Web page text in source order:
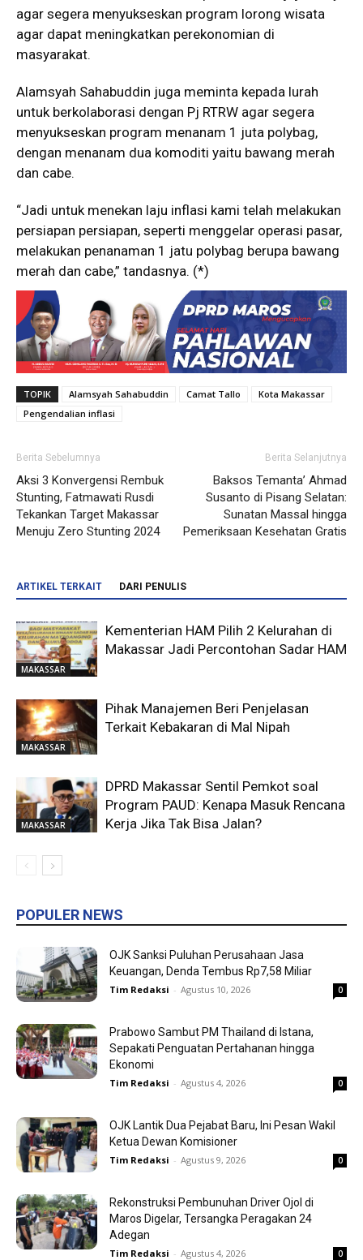
agar segera menyukseskan program lorong wisata
agar dapat meningkatkan perekonomian di
masyarakat.
Alamsyah Sahabuddin juga meminta kepada lurah
untuk berkolaborasi dengan Pj RTRW agar segera
menyukseskan program menanam 1 juta polybag,
dengan menanam dua komoditi yaitu bawang merah
dan cabe.
“Jadi untuk menekan laju inflasi kami telah melakukan
persiapan persiapan, seperti menggelar operasi pasar,
melakukan penanaman 1 jatu polybag berupa bawang
merah dan cabe,” tandasnya. (*)
TOPIK Alamsyah Sahabuddin Camat Tallo
Kota Makassar
Pengendalian inflasi
Berita Sebelumnya
Aksi 3 Konvergensi Rembuk
Stunting, Fatmawati Rusdi
Tekankan Target Makassar
Menuju Zero Stunting 2024
Berita Selanjutnya
Baksos Temanta’ Ahmad
Susanto di Pisang Selatan:
Sunatan Massal hingga
Pemeriksaan Kesehatan Gratis
ARTIKEL TERKAIT DARI PENULIS
MAKASSAR
Kementerian HAM Pilih 2 Kelurahan di
Makassar Jadi Percontohan Sadar HAM
MAKASSAR
Pihak Manajemen Beri Penjelasan
Terkait Kebakaran di Mal Nipah
MAKASSAR
DPRD Makassar Sentil Pemkot soal
Program PAUD: Kenapa Masuk Rencana
Kerja Jika Tak Bisa Jalan?
POPULER NEWS
OJK Sanksi Puluhan Perusahaan Jasa
Keuangan, Denda Tembus Rp7,58 Miliar
Tim Redaksi - Agustus 10, 2026 0
Prabowo Sambut PM Thailand di Istana,
Sepakati Penguatan Pertahanan hingga
Ekonomi
Tim Redaksi - Agustus 4, 2026 0
OJK Lantik Dua Pejabat Baru, Ini Pesan Wakil
Ketua Dewan Komisioner
Tim Redaksi - Agustus 9, 2026 0
Rekonstruksi Pembunuhan Driver Ojol di
Maros Digelar, Tersangka Peragakan 24
Adegan
Tim Redaksi - Agustus 4, 2026 0